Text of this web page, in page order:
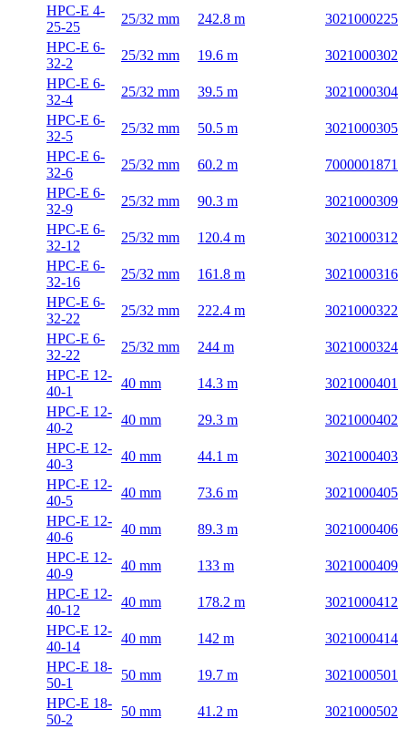
HPC-E 4-
25-25
25/32 mm 242.8 m
3021000225
HPC-E 6-
32-2
25/32 mm 19.6 m
3021000302
HPC-E 6-
32-4
25/32 mm 39.5 m
3021000304
HPC-E 6-
32-5
25/32 mm 50.5 m
3021000305
HPC-E 6-
32-6
25/32 mm 60.2 m
7000001871
HPC-E 6-
32-9
25/32 mm 90.3 m
3021000309
HPC-E 6-
32-12
25/32 mm 120.4 m
3021000312
HPC-E 6-
32-16
25/32 mm 161.8 m
3021000316
HPC-E 6-
32-22
25/32 mm 222.4 m
3021000322
HPC-E 6-
32-22
25/32 mm 244 m
3021000324
HPC-E 12-
40-1
40 mm 14.3 m
3021000401
HPC-E 12-
40-2
40 mm 29.3 m
3021000402
HPC-E 12-
40-3
40 mm 44.1 m
3021000403
HPC-E 12-
40-5
40 mm 73.6 m
3021000405
HPC-E 12-
40-6
40 mm 89.3 m
3021000406
HPC-E 12-
40-9
40 mm 133 m
3021000409
HPC-E 12-
40-12
40 mm 178.2 m
3021000412
HPC-E 12-
40-14
40 mm 142 m
3021000414
HPC-E 18-
50-1
50 mm 19.7 m
3021000501
HPC-E 18-
50-2
50 mm 41.2 m
3021000502